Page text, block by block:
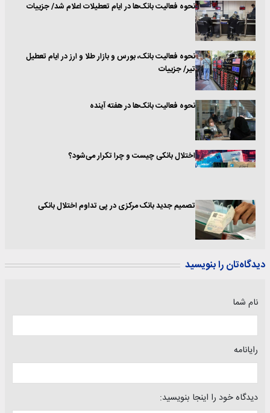
نحوه فعالیت بانک‌ها در ایام تعطیلات اعلام شد/ جزییات
نحوه فعالیت بانک، بورس و بازار طلا و ارز در ایام تعطیل
تیر/ جزییات
نحوه فعالیت بانک‌ها در هفته آینده
اختلال بانکی چیست و چرا تکرار می‌شود؟
تصمیم جدید بانک مرکزی در پی تداوم اختلال بانکی
دیدگاه‌تان را بنویسید
نام شما
رایانامه
دیدگاه خود را اینجا بنویسید: